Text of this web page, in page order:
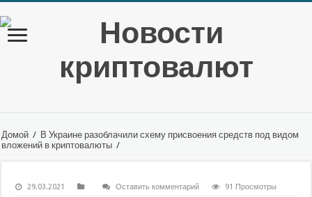
Домой / В Украине разоблачили схему присвоения средств под видом
вложений в криптовалюты /
29.03.2021 Оставить комментарий 91 Просмотры